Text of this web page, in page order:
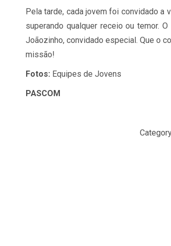
Pela tarde, cada jovem foi convidado a
superando qualquer receio ou temor.
Joãozinho, convidado especial. Que o
missão!
Fotos: Equipes de Jovens
PASCOM